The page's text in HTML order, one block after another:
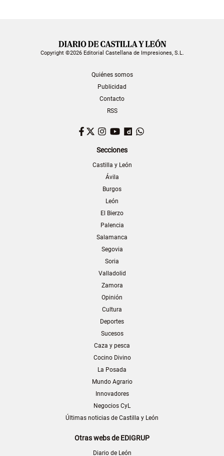
Copyright ©2026 Editorial Castellana de Impresiones, S.L.
Quiénes somos
Publicidad
Contacto
RSS
Facebook
TwitterInstagram
YouTubeDailymotion
Secciones
Castilla y León
Ávila
Burgos
León
El Bierzo
Palencia
Salamanca
Segovia
Soria
Valladolid
Zamora
Opinión
Cultura
Deportes
Sucesos
Caza y pesca
Cocino Divino
La Posada
Mundo Agrario
Innovadores
Negocios CyL
Últimas noticias de Castilla y León
Otras webs de EDIGRUP
Diario de León